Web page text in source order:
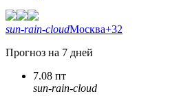
sun-rain-cloudМосква+32
Прогноз на 7 дней
7.08 пт
sun-rain-cloud